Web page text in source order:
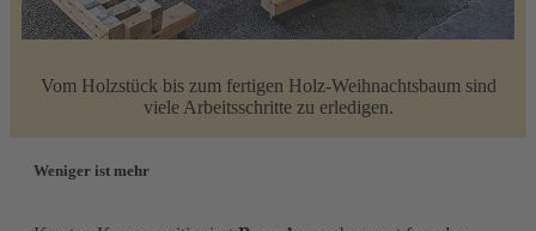
Vom Holzstück bis zum fertigen Holz-Weihnachtsbaum sind
viele Arbeitsschritte zu erledigen.
Weniger ist mehr